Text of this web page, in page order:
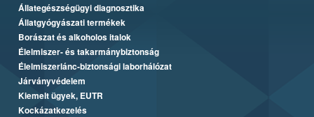
Állategészségügyi diagnosztika
Állatgyógyászati termékek
Borászat és alkoholos italok
Élelmiszer- és takarmánybiztonság
Élelmiszerlánc-biztonsági laborhálózat
Járványvédelem
Kiemelt ügyek, EUTR
Kockázatkezelés